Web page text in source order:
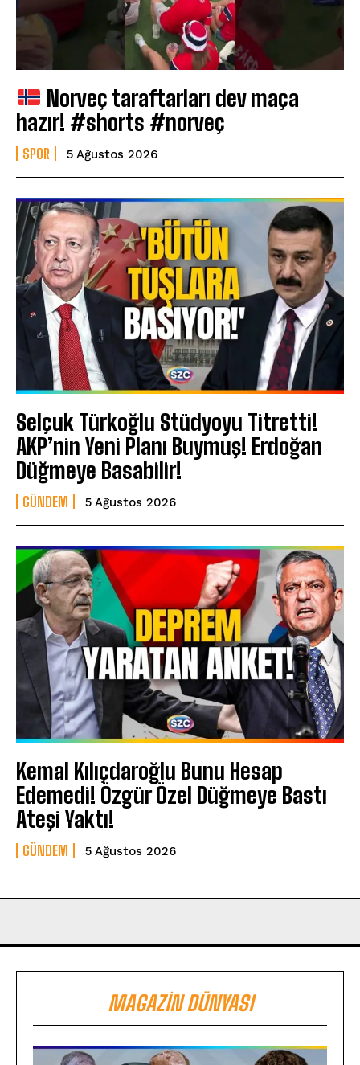
Norveç taraftarları dev maça
hazır! #shorts #norveç
SPOR 5 Ağustos 2026
Selçuk Türkoğlu Stüdyoyu Titretti!
AKP’nin Yeni Planı Buymuş! Erdoğan
Düğmeye Basabilir!
GÜNDEM 5 Ağustos 2026
Kemal Kılıçdaroğlu Bunu Hesap
Edemedi! Özgür Özel Düğmeye Bastı
Ateşi Yaktı!
GÜNDEM 5 Ağustos 2026
MAGAZIN DÜNYASI